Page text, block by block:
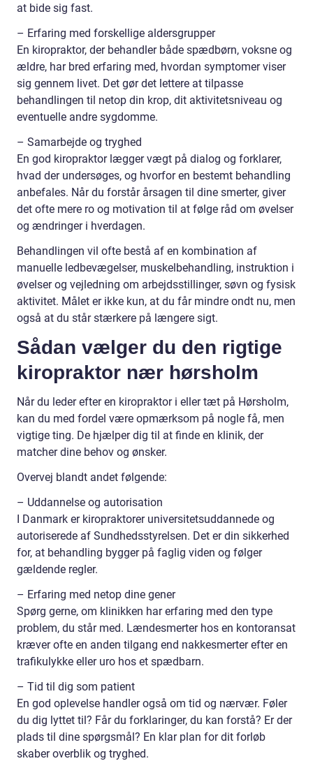
at bide sig fast.
– Erfaring med forskellige aldersgrupper
En kiropraktor, der behandler både spædbørn, voksne og
ældre, har bred erfaring med, hvordan symptomer viser
sig gennem livet. Det gør det lettere at tilpasse
behandlingen til netop din krop, dit aktivitetsniveau og
eventuelle andre sygdomme.
– Samarbejde og tryghed
En god kiropraktor lægger vægt på dialog og forklarer,
hvad der undersøges, og hvorfor en bestemt behandling
anbefales. Når du forstår årsagen til dine smerter, giver
det ofte mere ro og motivation til at følge råd om øvelser
og ændringer i hverdagen.
Behandlingen vil ofte bestå af en kombination af
manuelle ledbevægelser, muskelbehandling, instruktion i
øvelser og vejledning om arbejdsstillinger, søvn og fysisk
aktivitet. Målet er ikke kun, at du får mindre ondt nu, men
også at du står stærkere på længere sigt.
Sådan vælger du den rigtige
kiropraktor nær hørsholm
Når du leder efter en kiropraktor i eller tæt på Hørsholm,
kan du med fordel være opmærksom på nogle få, men
vigtige ting. De hjælper dig til at finde en klinik, der
matcher dine behov og ønsker.
Overvej blandt andet følgende:
– Uddannelse og autorisation
I Danmark er kiropraktorer universitetsuddannede og
autoriserede af Sundhedsstyrelsen. Det er din sikkerhed
for, at behandling bygger på faglig viden og følger
gældende regler.
– Erfaring med netop dine gener
Spørg gerne, om klinikken har erfaring med den type
problem, du står med. Lændesmerter hos en kontoransat
kræver ofte en anden tilgang end nakkesmerter efter en
trafikulykke eller uro hos et spædbarn.
– Tid til dig som patient
En god oplevelse handler også om tid og nærvær. Føler
du dig lyttet til? Får du forklaringer, du kan forstå? Er der
plads til dine spørgsmål? En klar plan for dit forløb
skaber overblik og tryghed.